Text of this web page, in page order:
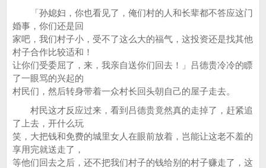
「孙媳妇，你也看见了，俺们村的人和长辈都不答应这门
婚事，你们还是回
家吧，我们村子小，受不了这么大的福气，这投资还是找其他
村子合作比较适和！
让你们受委屈了，来，我亲自送你们回去！」吕德贵冷冷的瞟
了一眼骂的兴起的
村民们，然后转身带着一众村长回头朝自己的屋子走去。
村民这才反应过来，看到吕德贵竟然真的走掉了，赶紧追
了上去，开什么玩
笑，大把钱和免费的城里女人在眼前放着，岂能让这老不羞的
享用完就送走了，
等他们回去之后，还不把我们村子的钱给别的村子赚走了，这